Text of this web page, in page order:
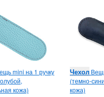
mini на 1 ручку
кожа)
Чехол
(темно-
кожа)